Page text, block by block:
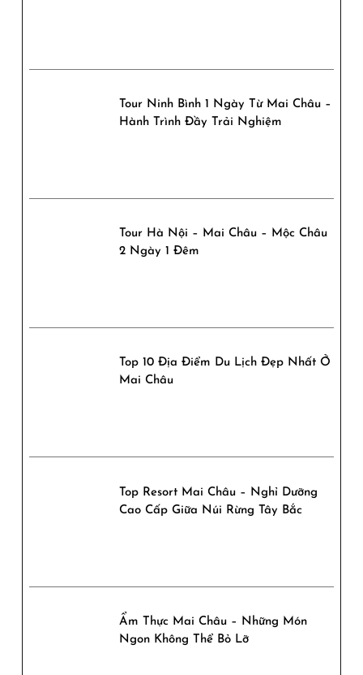
Tour Ninh Bình 1 Ngày Từ Mai Châu –
Hành Trình Đầy Trải Nghiệm
Tour Hà Nội – Mai Châu – Mộc Châu
2 Ngày 1 Đêm
Top 10 Địa Điểm Du Lịch Đẹp Nhất Ở
Mai Châu
Top Resort Mai Châu – Nghỉ Dưỡng
Cao Cấp Giữa Núi Rừng Tây Bắc
Ẩm Thực Mai Châu – Những Món
Ngon Không Thể Bỏ Lỡ